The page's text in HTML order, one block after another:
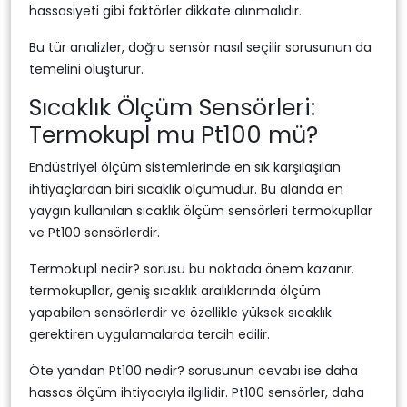
hassasiyeti gibi faktörler dikkate alınmalıdır.
Bu tür analizler, doğru sensör nasıl seçilir sorusunun da
temelini oluşturur.
Sıcaklık Ölçüm Sensörleri:
Termokupl mu Pt100 mü?
Endüstriyel ölçüm sistemlerinde en sık karşılaşılan
ihtiyaçlardan biri sıcaklık ölçümüdür. Bu alanda en
yaygın kullanılan sıcaklık ölçüm sensörleri termokupllar
ve Pt100 sensörlerdir.
Termokupl nedir? sorusu bu noktada önem kazanır.
termokupllar, geniş sıcaklık aralıklarında ölçüm
yapabilen sensörlerdir ve özellikle yüksek sıcaklık
gerektiren uygulamalarda tercih edilir.
Öte yandan Pt100 nedir? sorusunun cevabı ise daha
hassas ölçüm ihtiyacıyla ilgilidir. Pt100 sensörler, daha